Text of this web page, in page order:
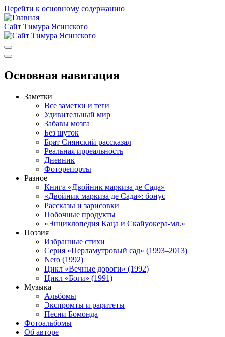
Перейти к основному содержанию
Сайт Тимура Ясинского
Основная навигация
Заметки
Все заметки и теги
Удивительный мир
Забавы мозга
Без шуток
Брат Сиянский рассказал
Реальная ирреальность
Дневник
Фоторепорты
Разное
Книга «Двойник маркиза де Сада»
«Двойник маркиза де Сада»: бонус
Рассказы и зарисовки
Побочные продукты
«Энциклопедия Каца и Скайуокера-мл.»
Поэзия
Избранные стихи
Серия «Перламутровый сад» (1993–2013)
Nero (1992)
Цикл «Вечные дороги» (1992)
Цикл «Боги» (1991)
Музыка
Альбомы
Экспромты и раритеты
Песни Бомонда
Фотоальбомы
Об авторе